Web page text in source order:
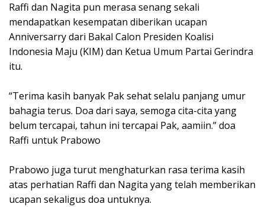
Raffi dan Nagita pun merasa senang sekali
mendapatkan kesempatan diberikan ucapan
Anniversarry dari Bakal Calon Presiden Koalisi
Indonesia Maju (KIM) dan Ketua Umum Partai Gerindra
itu.
“Terima kasih banyak Pak sehat selalu panjang umur
bahagia terus. Doa dari saya, semoga cita-cita yang
belum tercapai, tahun ini tercapai Pak, aamiin.” doa
Raffi untuk Prabowo
Prabowo juga turut menghaturkan rasa terima kasih
atas perhatian Raffi dan Nagita yang telah memberikan
ucapan sekaligus doa untuknya.